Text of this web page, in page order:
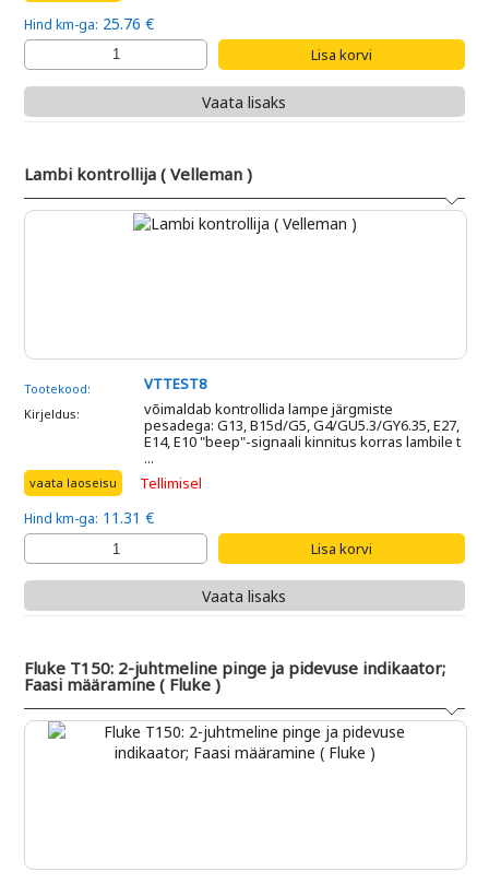
Hind km-ga: 25.76 €
Vaata lisaks
Lambi kontrollija ( Velleman )
Tootekood: VTTEST8
Kirjeldus:
võimaldab kontrollida lampe järgmiste
pesadega: G13, B15d/G5, G4/GU5.3/GY6.35, E27,
E14, E10 "beep"-signaali kinnitus korras lambile t
...
vaata laoseisu Tellimisel
Hind km-ga: 11.31 €
Vaata lisaks
Fluke T150: 2-juhtmeline pinge ja pidevuse indikaator;
Faasi määramine ( Fluke )